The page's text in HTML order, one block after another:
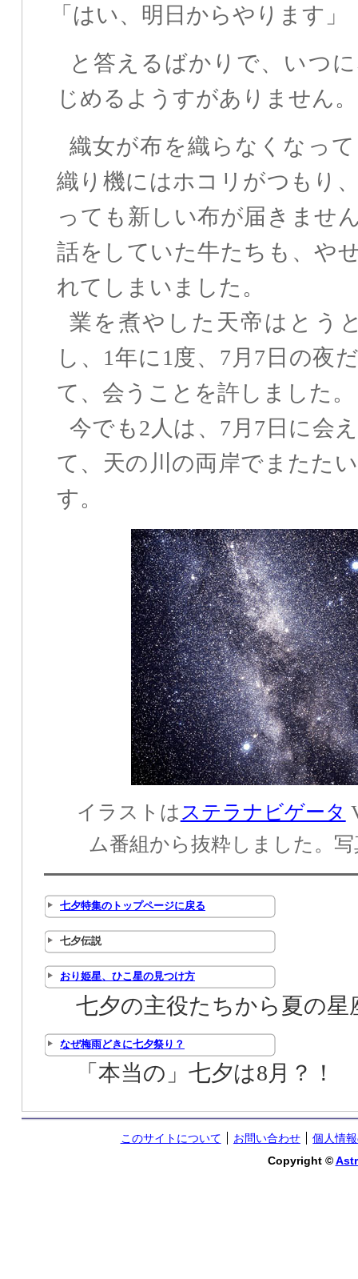
「はい、明日からやります」
と答えるばかりで、いつ
じめるようすがありません。
織女が布を織らなくなっ
織り機にはホコリがつもり
っても新しい布が届きませ
話をしていた牛たちも、や
れてしまいました。
業を煮やした天帝はとう
し、1年に1度、7月7日の夜
て、会うことを許しました。
今でも2人は、7月7日に会
て、天の川の両岸でまたた
す。
イラストは ステラナビゲータ
ム番組から抜粋しました。
七夕特集のトップページに戻る
七夕伝説
おり姫星、ひこ星の見つけ方
七夕の主役たちから夏の
なぜ梅雨どきに七夕祭り？
「本当の」七夕は8月？！
このサイトについて お問い合わせ
個人情
Copyright ©